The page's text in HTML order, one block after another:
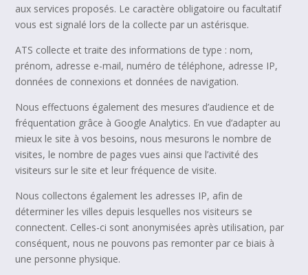
aux services proposés. Le caractère obligatoire ou facultatif
vous est signalé lors de la collecte par un astérisque.
ATS collecte et traite des informations de type : nom,
prénom, adresse e-mail, numéro de téléphone, adresse IP,
données de connexions et données de navigation.
Nous effectuons également des mesures d’audience et de
fréquentation grâce à Google Analytics. En vue d’adapter au
mieux le site à vos besoins, nous mesurons le nombre de
visites, le nombre de pages vues ainsi que l’activité des
visiteurs sur le site et leur fréquence de visite.
Nous collectons également les adresses IP, afin de
déterminer les villes depuis lesquelles nos visiteurs se
connectent. Celles-ci sont anonymisées après utilisation, par
conséquent, nous ne pouvons pas remonter par ce biais à
une personne physique.